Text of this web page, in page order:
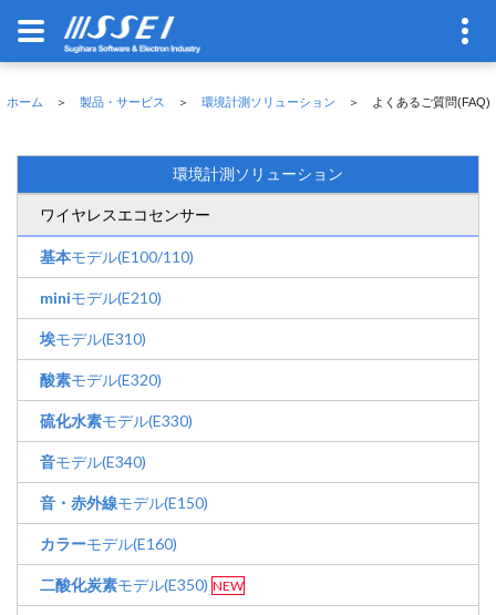
ホーム ＞ 製品・サービス ＞ 環境計測ソリューション ＞ よくあるご質問(FAQ)
環境計測ソリューション
ワイヤレスエコセンサー
基本モデル(E100/110)
miniモデル(E210)
埃モデル(E310)
酸素モデル(E320)
硫化水素モデル(E330)
音モデル(E340)
音・赤外線モデル(E150)
カラーモデル(E160)
二酸化炭素モデル(E350) NEW